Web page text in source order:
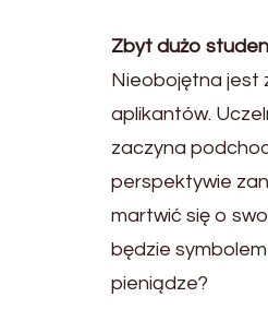
Zbyt dużo
Nieobojętna jest
aplikantów.
zaczyna
perspektywie
martwić się o
będzie
pieniądze?